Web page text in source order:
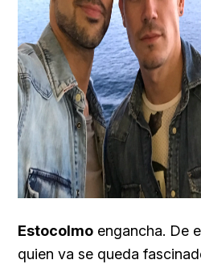
Estocolmo engancha. De
quien va se queda